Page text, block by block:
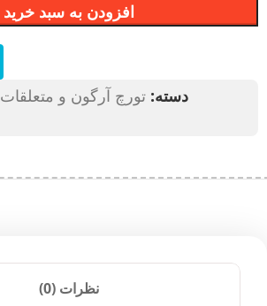
افزودن به سبد خرید
دسته: تورچ آرگون و متعلقات
نظرات (0)